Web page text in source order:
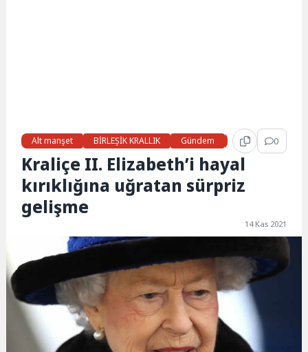
Alt manşet BİRLEŞİK KRALLIK Gündem Haberler 0
Kraliçe II. Elizabeth’i hayal
kırıklığına uğratan sürpriz
gelişme
14 Kas 2021